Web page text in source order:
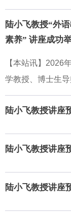
了讲座，现场学
语习得与ESP研
计工具。该模型
试、组别等随机
量混合纳入，还
场景广泛。随后
例，拆解线性混
的具体写法，讲
习得跨学科研究
14顺利召开。美
士生导师陆小飞受
关联：研究与教
场兼具理论深度
氛围浓厚。讲座
内容，传统研究
式与功能脱节的
究质量直接影响
陆小飞教授“外
素养” 讲座成功
【本站讯】2026
学教授、博士生
314作题为“外语
养”的学术讲座。
技术原理到应用
研究，但如何确
弱，是当前亟需
陆小飞教授讲座
陆小飞教授讲座
陆小飞教授讲座